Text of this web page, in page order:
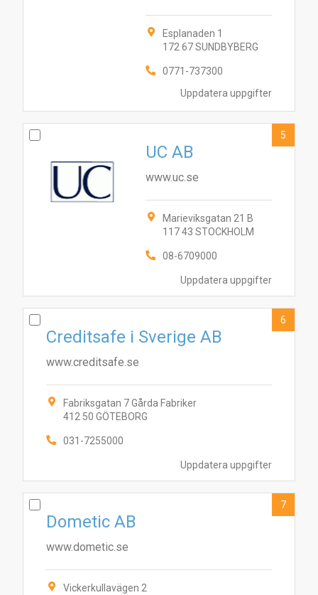
Uppdatera uppgifter
Esplanaden 1
172 67 SUNDBYBERG
0771-737300
Uppdatera uppgifter
UC AB
www.uc.se
Marieviksgatan 21 B
117 43 STOCKHOLM
08-6709000
5
Uppdatera uppgifter
Creditsafe i Sverige AB
www.creditsafe.se
Fabriksgatan 7 Gårda Fabriker
412 50 GÖTEBORG
031-7255000
6
Dometic AB
www.dometic.se
Vickerkullavägen 2
7